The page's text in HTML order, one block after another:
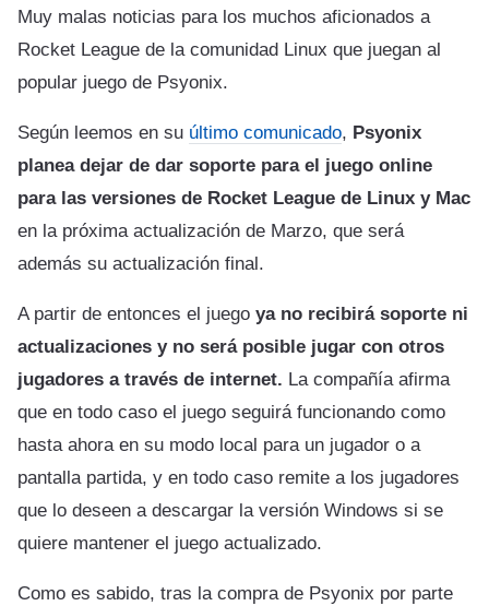
Muy malas noticias para los muchos aficionados a
Rocket League de la comunidad Linux que juegan al
popular juego de Psyonix.
Según leemos en su último comunicado, Psyonix
planea dejar de dar soporte para el juego online
para las versiones de Rocket League de Linux y Mac
en la próxima actualización de Marzo, que será
además su actualización final.
A partir de entonces el juego ya no recibirá soporte ni
actualizaciones y no será posible jugar con otros
jugadores a través de internet. La compañía afirma
que en todo caso el juego seguirá funcionando como
hasta ahora en su modo local para un jugador o a
pantalla partida, y en todo caso remite a los jugadores
que lo deseen a descargar la versión Windows si se
quiere mantener el juego actualizado.
Como es sabido, tras la compra de Psyonix por parte